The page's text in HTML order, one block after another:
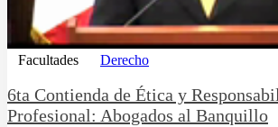
Facultades Derecho
6ta Contienda de Ética y
Profesional: Abogados al Banquillo